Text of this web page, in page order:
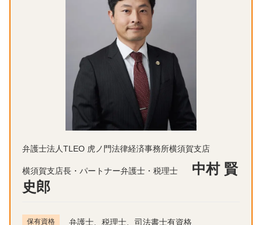
弁護士法人TLEO 虎ノ門法律経済事務所横須賀支店
横須賀支店長・パートナー弁護士・税理士
中村 賢
史郎
保有資格 弁護士、税理士、司法書士有資格